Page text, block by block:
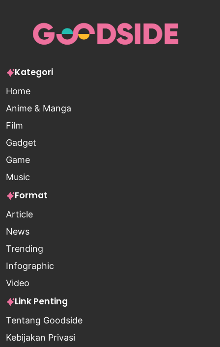
Kategori
Home
Anime & Manga
Film
Gadget
Game
Music
Format
Article
News
Trending
Infographic
Video
Link Penting
Tentang Goodside
Kebijakan Privasi